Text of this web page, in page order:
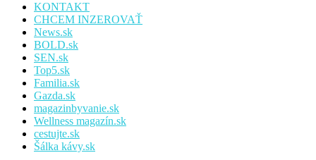
KONTAKT
CHCEM INZEROVAŤ
News.sk
BOLD.sk
SEN.sk
Top5.sk
Familia.sk
Gazda.sk
magazinbyvanie.sk
Wellness magazín.sk
cestujte.sk
Šálka kávy.sk